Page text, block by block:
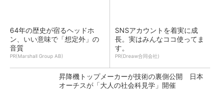
64年の歴史が宿るヘッドホ
ン、いい意味で「想定外」の
音質
PR(Marshall Group AB)
SNSアカウントを着実に成
長。実はみんなココ使ってま
す。
PR(Dreaw合同会社)
昇降機トップメーカーが技術の裏側公開 日本
オーチスが「大人の社会科見学」開催